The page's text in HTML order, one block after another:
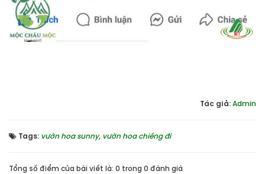
Tác giả:Admin
Tags: vườn hoa sunny, vườn hoa chiềng đi
Tổng số điểm của bài viết là: 0 trong 0 đánh giá